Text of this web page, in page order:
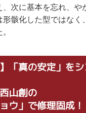
、次に基本を忘れ、や
形骸化した型ではなく
】「真の安定」を
山創の
ウ」で修理固成！